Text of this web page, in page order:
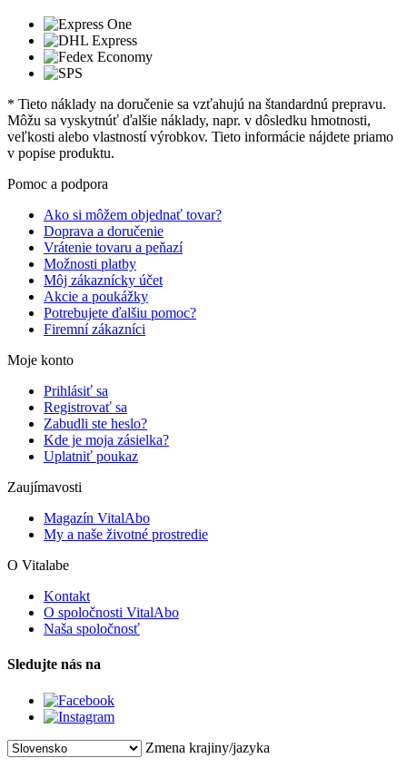
* Tieto náklady na doručenie sa vzťahujú na štandardnú prepravu.
Môžu sa vyskytnúť ďalšie náklady, napr. v dôsledku hmotnosti,
veľkosti alebo vlastností výrobkov. Tieto informácie nájdete priamo
v popise produktu.
Pomoc a podpora
Ako si môžem objednať tovar?
Doprava a doručenie
Vrátenie tovaru a peňazí
Možnosti platby
Môj zákaznícky účet
Akcie a poukážky
Potrebujete ďalšiu pomoc?
Firemní zákazníci
Moje konto
Prihlásiť sa
Registrovať sa
Zabudli ste heslo?
Kde je moja zásielka?
Uplatniť poukaz
Zaujímavosti
Magazín VitalAbo
My a naše životné prostredie
O Vitalabe
Kontakt
O spoločnosti VitalAbo
Naša spoločnosť
Sledujte nás na
Zmena krajiny/jazyka